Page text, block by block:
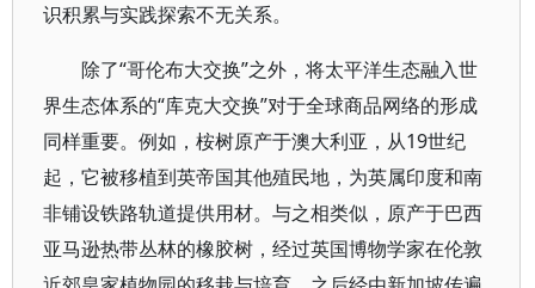
识积累与实践探索不无关系。
除了“哥伦布大交换”之外，将太平洋生态融入世
界生态体系的“库克大交换”对于全球商品网络的形成
同样重要。例如，桉树原产于澳大利亚，从19世纪
起，它被移植到英帝国其他殖民地，为英属印度和南
非铺设铁路轨道提供用材。与之相类似，原产于巴西
亚马逊热带丛林的橡胶树，经过英国博物学家在伦敦